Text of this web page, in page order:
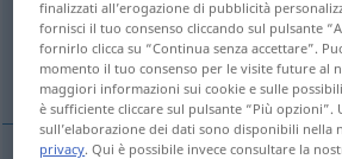
(Fai clic sulla/Tocca traduzione per
animador, vivificante
finalizzati all’erogazione di pubblicità
fornisci il tuo consenso cliccando sul pulsante
fornirlo clicca su “Continua senza accettare”.
momento il tuo consenso per le visite future al
maggiori informazioni sui cookie e sulle
è sufficiente cliccare sul pulsante “Più
sull’elaborazione dei dati sono disponibili nella
privacy. Qui è possibile invece consultare la